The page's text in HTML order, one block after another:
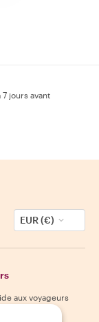
jours avant
EUR (€)
aux voyageurs
des